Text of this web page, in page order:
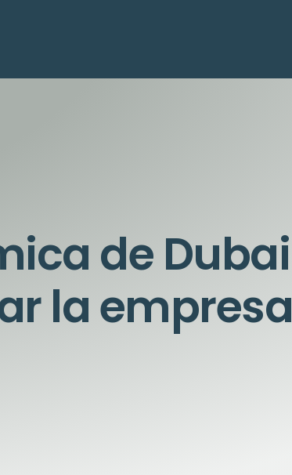
de Dubai
la empresa